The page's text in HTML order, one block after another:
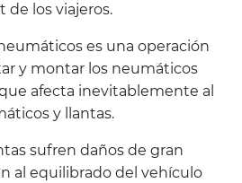
de los viajeros.
es una operación
y montar los neumáticos
afecta inevitablemente al
y llantas.
sufren daños de gran
al equilibrado del vehículo